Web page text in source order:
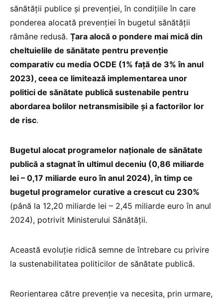
sănătății publice și prevenției, în condițiile în care
ponderea alocată prevenției în bugetul sănătății
rămâne redusă. Țara alocă o pondere mai mică din
cheltuielile de sănătate pentru prevenție
comparativ cu media OCDE (1% față de 3% în anul
2023), ceea ce limitează implementarea unor
politici de sănătate publică sustenabile pentru
abordarea bolilor netransmisibile și a factorilor lor
de risc.
Bugetul alocat programelor naționale de sănătate
publică a stagnat în ultimul deceniu (0,86 miliarde
lei – 0,17 miliarde euro în anul 2024), în timp ce
bugetul programelor curative a crescut cu 230%
(până la 12,20 miliarde lei – 2,45 miliarde euro în anul
2024), potrivit Ministerului Sănătății.
Această evoluție ridică semne de întrebare cu privire
la sustenabilitatea politicilor de sănătate publică.
Reorientarea către prevenție va necesita, prin urmare,